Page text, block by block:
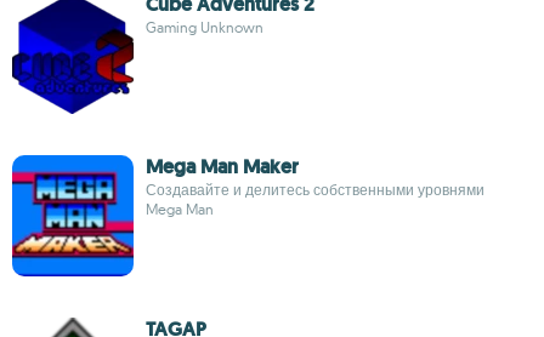
Gaming Unknown
Mega Man Maker
Создавайте и делитесь собственными уровнями
Mega Man
TAGAP